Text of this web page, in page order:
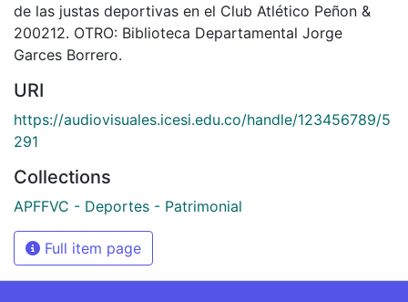
de las justas deportivas en el Club Atlético Peñon &
200212. OTRO: Biblioteca Departamental Jorge
Garces Borrero.
URI
https://audiovisuales.icesi.edu.co/handle/123456789/5
291
Collections
APFFVC - Deportes - Patrimonial
Full item page